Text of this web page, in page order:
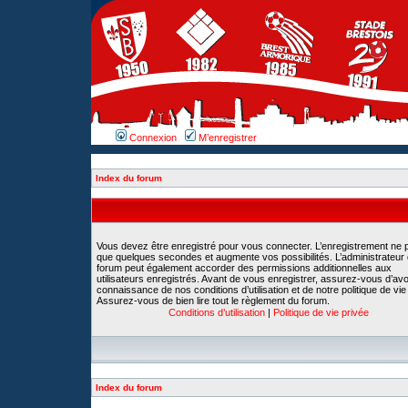
Connexion M’enregistrer
Index du forum
Vous devez être enregistré pour vous connecter. L’enregistrement ne
que quelques secondes et augmente vos possibilités. L’administrateur
forum peut également accorder des permissions additionnelles aux
utilisateurs enregistrés. Avant de vous enregistrer, assurez-vous
connaissance de nos conditions d’utilisation et de notre politique de
Assurez-vous de bien lire tout le règlement du forum.
Conditions d’utilisation | Politique de vie privée
Index du forum